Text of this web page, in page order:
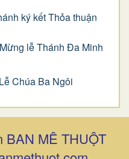
ký kết Thỏa thuận
lễ Thánh Đa Minh
Chúa Ba Ngôi
BAN MÊ THUỘT